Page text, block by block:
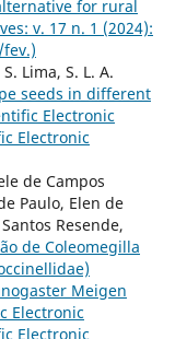
for rural
v. 17 n. 1 (2024):
Lima, S. L. A.
seeds in different
Electronic
Electronic
de Campos
Paulo, Elen de
Resende,
de Coleomegilla
Meigen
Electronic
Electronic